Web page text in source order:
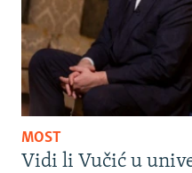
MOST
Vidi li Vučić u